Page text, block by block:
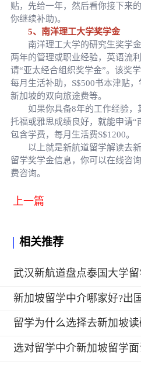
贴，先给一年，然后看你接下来
你继续补助)。
5、南洋理工大学奖学金
南洋理工大学的研究生奖学金
两年的管理或职业经验，英语流
请“亚太经合组织奖学金”。该奖
每月生活补助，S$500书本津贴
新加坡的双向旅途费等。
如果你具备8年的工作经验，
托福或雅思成绩良好，就能申请“
包含学费，每月生活费S$1200。
以上就是新航道留学解读去新
留学奖学金信息，你可以在线咨
费咨询。
上一篇
相关推荐
武汉新航道盘点泰国大学
留学为什么选择去新加坡
选对留学中介新加坡留学